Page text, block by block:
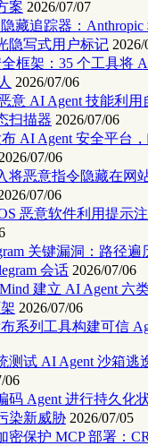
案 2026/07/07
隐藏追踪器：
隐写式用户标记 2026/
框架：35 个工具将
2026/07/06
意 AI Agent 技能利
扫描器 2026/07/06
AI Agent 安全平台
2026/07/06
将恶意指令隐藏在网
07/06
恶意软件利用提示
关键漏洞：路径遍
会话 2026/07/06
建立 AI Agent 六
2026/07/06
系列工具构建可信
测试 AI Agent 沙箱逃
06
码 Agent 进行持久化
染新威胁 2026/07/05
密保护 MCP 部署：